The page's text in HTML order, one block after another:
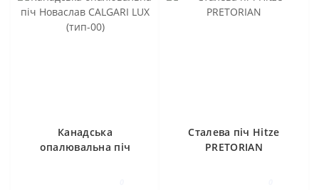
Канадська
опалювальна піч
Сталева піч Hitze
PRETORIAN